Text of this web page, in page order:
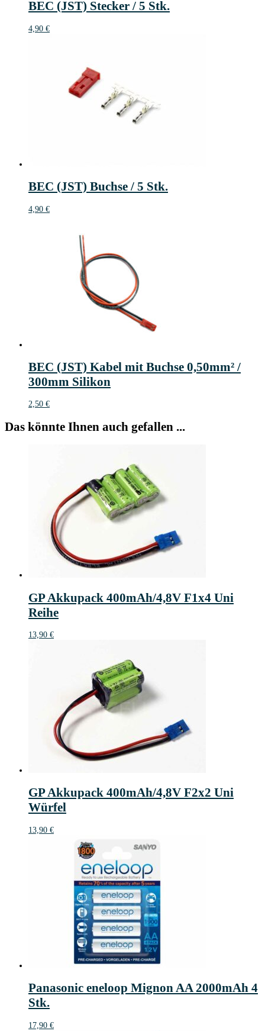
BEC (JST) Stecker / 5 Stk.
4,90 €
BEC (JST) Buchse / 5 Stk.
4,90 €
BEC (JST) Kabel mit Buchse 0,50mm² /
300mm Silikon
2,50 €
Das könnte Ihnen auch gefallen ...
GP Akkupack 400mAh/4,8V F1x4 Uni
Reihe
13,90 €
GP Akkupack 400mAh/4,8V F2x2 Uni
Würfel
13,90 €
Panasonic eneloop Mignon AA 2000mAh 4
Stk.
17,90 €